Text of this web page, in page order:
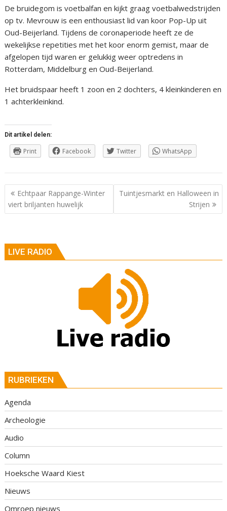
De bruidegom is voetbalfan en kijkt graag voetbalwedstrijden
op tv. Mevrouw is een enthousiast lid van koor Pop-Up uit
Oud-Beijerland. Tijdens de coronaperiode heeft ze de
wekelijkse repetities met het koor enorm gemist, maar de
afgelopen tijd waren er gelukkig weer optredens in
Rotterdam, Middelburg en Oud-Beijerland.
Het bruidspaar heeft 1 zoon en 2 dochters, 4 kleinkinderen en
1 achterkleinkind.
Dit artikel delen:
Print Facebook Twitter WhatsApp
Berichtnavigatie
Echtpaar Rappange-Winter
viert briljanten huwelijk
Tuintjesmarkt en Halloween in
Strijen
LIVE RADIO
RUBRIEKEN
Agenda
Archeologie
Audio
Column
Hoeksche Waard Kiest
Nieuws
Omroep nieuws